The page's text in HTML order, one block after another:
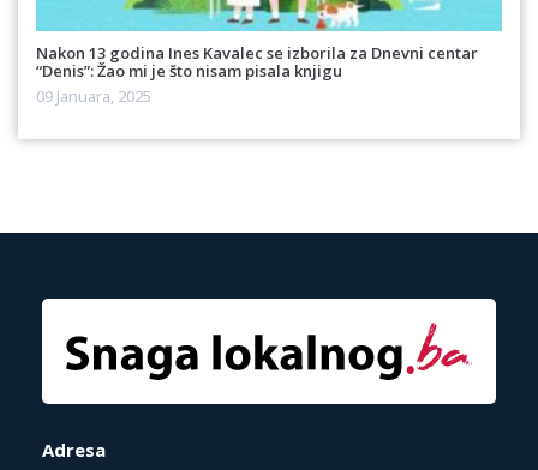
Nakon 13 godina Ines Kavalec se izborila za Dnevni centar
“Denis”: Žao mi je što nisam pisala knjigu
09 Januara, 2025
Adresa